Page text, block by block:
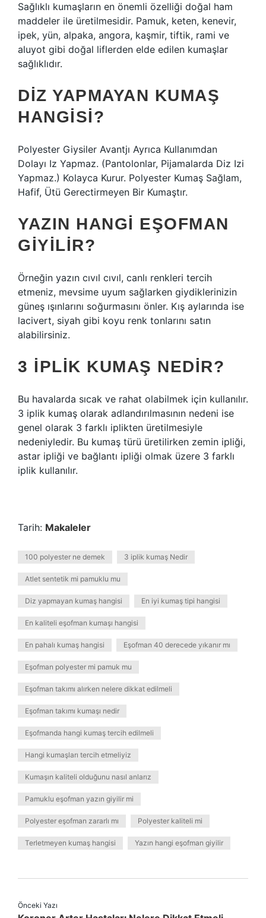
Sağlıklı kumaşların en önemli özelliği doğal ham
maddeler ile üretilmesidir. Pamuk, keten, kenevir,
ipek, yün, alpaka, angora, kaşmir, tiftik, rami ve
aluyot gibi doğal liflerden elde edilen kumaşlar
sağlıklıdır.
DIZ YAPMAYAN KUMAŞ
HANGISI?
Polyester Giysiler Avantjı Ayrıca Kullanımdan
Dolayı Iz Yapmaz. (Pantolonlar, Pijamalarda Diz Izi
Yapmaz.) Kolayca Kurur. Polyester Kumaş Sağlam,
Hafif, Ütü Gerectirmeyen Bir Kumaştır.
YAZIN HANGI EŞOFMAN
GIYILIR?
Örneğin yazın cıvıl cıvıl, canlı renkleri tercih
etmeniz, mevsime uyum sağlarken giydiklerinizin
güneş ışınlarını soğurmasını önler. Kış aylarında ise
lacivert, siyah gibi koyu renk tonlarını satın
alabilirsiniz.
3 IPLIK KUMAŞ NEDIR?
Bu havalarda sıcak ve rahat olabilmek için kullanılır.
3 iplik kumaş olarak adlandırılmasının nedeni ise
genel olarak 3 farklı iplikten üretilmesiyle
nedeniyledir. Bu kumaş türü üretilirken zemin ipliği,
astar ipliği ve bağlantı ipliği olmak üzere 3 farklı
iplik kullanılır.
Tarih: Makaleler
100 polyester ne demek 3 iplik kumaş Nedir
Atlet sentetik mi pamuklu mu
Diz yapmayan kumaş hangisi En iyi kumaş tipi hangisi
En kaliteli eşofman kumaşı hangisi
En pahalı kumaş hangisi Eşofman 40 derecede yıkanır mı
Eşofman polyester mi pamuk mu
Eşofman takımı alırken nelere dikkat edilmeli
Eşofman takımı kumaşı nedir
Eşofmanda hangi kumaş tercih edilmeli
Hangi kumaşları tercih etmeliyiz
Kumaşın kaliteli olduğunu nasıl anlarız
Pamuklu eşofman yazın giyilir mi
Polyester eşofman zararlı mı Polyester kaliteli mi
Terletmeyen kumaş hangisi Yazın hangi eşofman giyilir
Önceki Yazı